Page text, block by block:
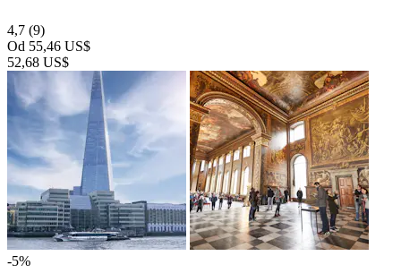
4,7 (9)
Od 55,46 US$
52,68 US$
-5%